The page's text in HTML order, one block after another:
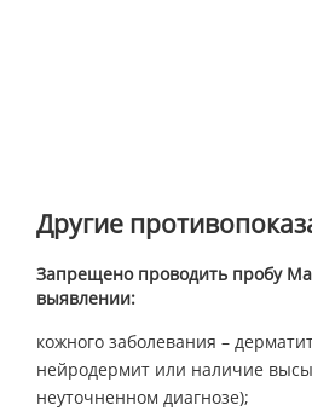
Другие
Запрещено проводить пробу
выявлении:
кожного заболевания –
нейродермит или наличие
неуточненном диагнозе);